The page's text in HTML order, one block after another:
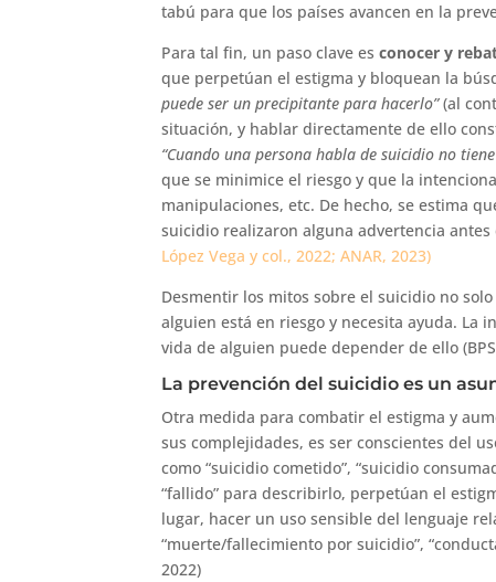
tabú para que los países avancen en la
Para tal fin, un paso clave esconocer y
que perpetúan el estigma y bloquean la
puede ser un precipitante para hacerlo”(al
situación, y hablar directamente de ello
“Cuando una persona habla de suicidio no
que se minimice el riesgo y que la
manipulaciones, etc. De hecho, se estima
suicidio realizaron alguna advertencia antes
López Vega y col., 2022; ANAR, 2023)
Desmentir los mitos sobre el suicidio no
alguien está en riesgo y necesita ayuda. La
vida de alguien puede depender de ello
La prevención del suicidio es un
Otra medida para combatir el estigma y
sus complejidades, es ser conscientes del
como “suicidio cometido”, “suicidio
“fallido” para describirlo, perpetúan el
lugar, hacer un uso sensible del lenguaje
“muerte/fallecimiento por suicidio”,
2022)